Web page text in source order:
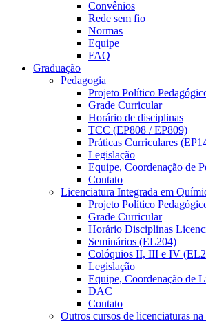
Convênios
Rede sem fio
Normas
Equipe
FAQ
Graduação
Pedagogia
Projeto Político
Grade Curricular
Horário de disciplinas
TCC (EP808 / EP809)
Práticas Curriculares
Legislação
Equipe, Coordenação de
Contato
Licenciatura Integrada em
Projeto Político
Grade Curricular
Horário Disciplinas
Seminários (EL204)
Colóquios II, III e IV
Legislação
Equipe, Coordenação de
DAC
Contato
Outros cursos de licenciaturas